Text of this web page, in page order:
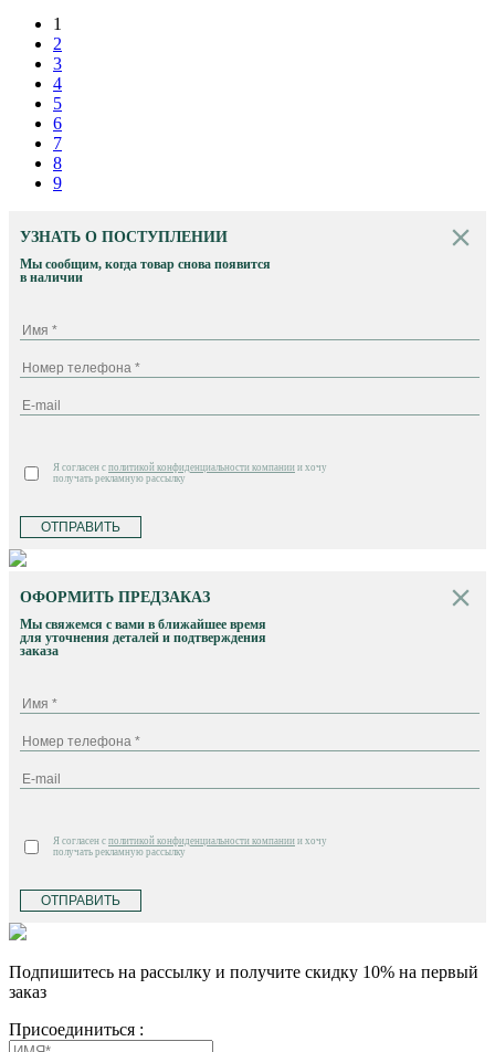
1
2
3
4
5
6
7
8
9
УЗНАТЬ О ПОСТУПЛЕНИИ
Мы сообщим, когда товар снова появится
в наличии
Я согласен с политикой конфиденциальности компании и хочу
получать рекламную рассылку
ОТПРАВИТЬ
ОФОРМИТЬ ПРЕДЗАКАЗ
Мы свяжемся с вами в ближайшее время
для уточнения деталей и подтверждения
заказа
Я согласен с политикой конфиденциальности компании и хочу
получать рекламную рассылку
ОТПРАВИТЬ
Подпишитесь на рассылку и получите скидку 10% на первый
заказ
Присоединиться :